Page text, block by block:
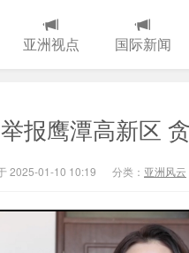
亚洲视点 国际新闻
报鹰潭高新区
2025-01-10 10:19 分类： 亚洲风云